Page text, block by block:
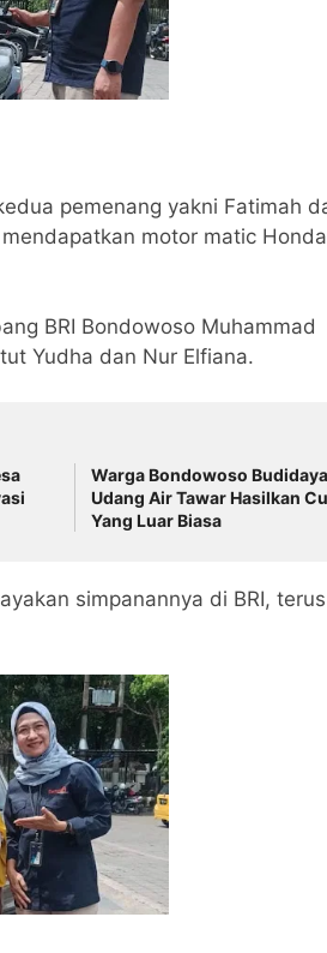
pemenang yakni Fatimah
motor matic Honda
BRI Bondowoso Muhammad
Yudha dan Nur Elfiana.
Warga Bondowoso Budidaya
Udang Air Tawar Hasilkan
Yang Luar Biasa
simpanannya di BRI, terus